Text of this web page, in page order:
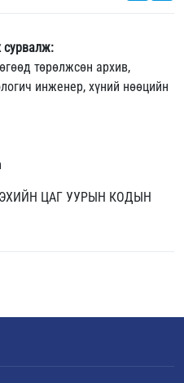
сурвалж:
төрөлжсөн архив,
инженер, хүний нөөцийн
ЦАГ УУРЫН КОДЫН